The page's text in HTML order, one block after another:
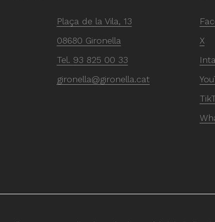
Plaça de la Vila, 13
08680 Gironella
Tel. 93 825 00 33
gironella@gironella.cat
X